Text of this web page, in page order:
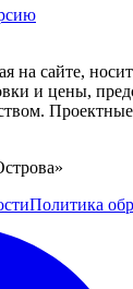
на сайте,
и цены,
Политика